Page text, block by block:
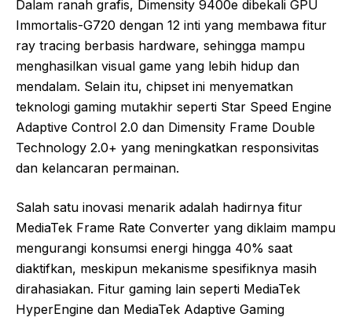
Dalam ranah grafis, Dimensity 9400e dibekali GPU
Immortalis-G720 dengan 12 inti yang membawa fitur
ray tracing berbasis hardware, sehingga mampu
menghasilkan visual game yang lebih hidup dan
mendalam. Selain itu, chipset ini menyematkan
teknologi gaming mutakhir seperti Star Speed Engine
Adaptive Control 2.0 dan Dimensity Frame Double
Technology 2.0+ yang meningkatkan responsivitas
dan kelancaran permainan.
Salah satu inovasi menarik adalah hadirnya fitur
MediaTek Frame Rate Converter yang diklaim mampu
mengurangi konsumsi energi hingga 40% saat
diaktifkan, meskipun mekanisme spesifiknya masih
dirahasiakan. Fitur gaming lain seperti MediaTek
HyperEngine dan MediaTek Adaptive Gaming